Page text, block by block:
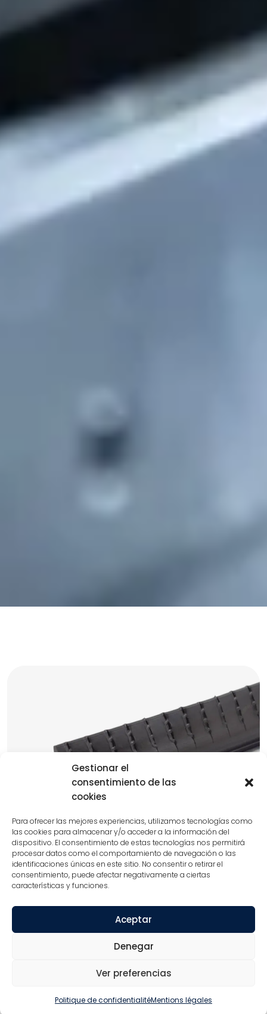
Gestionar el
consentimiento de las
cookies
Para ofrecer las mejores experiencias, utilizamos tecnologías como
las cookies para almacenar y/o acceder a la información del
dispositivo. El consentimiento de estas tecnologías nos permitirá
procesar datos como el comportamiento de navegación o las
identificaciones únicas en este sitio. No consentir o retirar el
consentimiento, puede afectar negativamente a ciertas
características y funciones.
Aceptar
Denegar
Ver preferencias
Politique de confidentialitéMentions légales
Prédécoupage
Le prédécoupage est une opération de post-
traitement, c’est-à-dire une opération d’usinage
après l’extrusion, qui consiste à faire passer le
caoutchouc dans un système de rouleaux munis
de lames pour réaliser une série de coupes
caoutchouc et servir ainsi le produit prédécoupé.